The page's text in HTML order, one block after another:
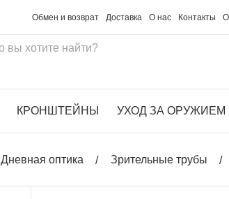
Обмен и возврат Доставка О нас Контакты
КРОНШТЕЙНЫ УХОД ЗА ОРУЖИЕМ
Дневная оптика Зрительные трубы